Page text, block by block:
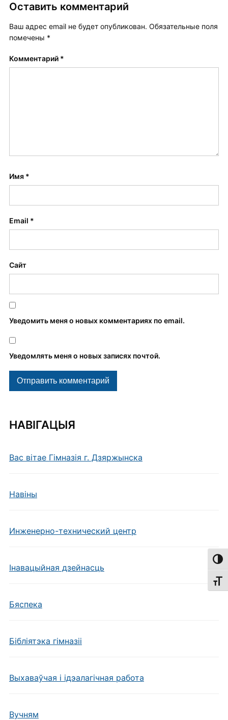
НАВІГАЦЫЯ
Вас вітае Гімназія г. Дзяржынска
Навiны
Инженерно-технический центр
Інавацыйная дзейнасць
Бяспека
Бібліятэка гімназіі
Выхаваўчая і ідэалагічная работа
Вучням
Оставить комментарий
Ваш адрес email не будет опубликован. Обязательные поля
помечены *
Комментарий *
Имя *
Email *
Сайт
Уведомить меня о новых комментариях по email.
Уведомлять меня о новых записях почтой.